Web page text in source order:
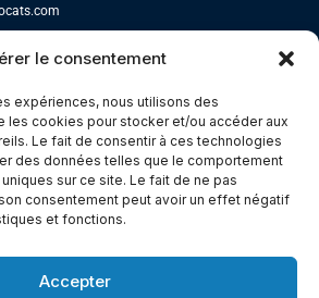
le consentement
expériences, nous utilisons des
les cookies pour stocker et/ou accéder aux
Le fait de consentir à ces technologies
des données telles que le comportement
sur ce site. Le fait de ne pas
consentement peut avoir un effet négatif
et fonctions.
Accepter
1